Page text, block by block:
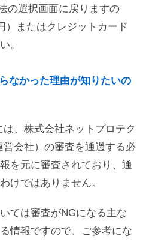
の選択画面に戻りますの
）またはクレジットカード
。
なかった理由が知りたいの
、株式会社ネットプロテク
会社）の審査を通過する必
を元に審査されており、通
けではありません。
ては審査がNGになる主な
情報ですので、ご参考にな